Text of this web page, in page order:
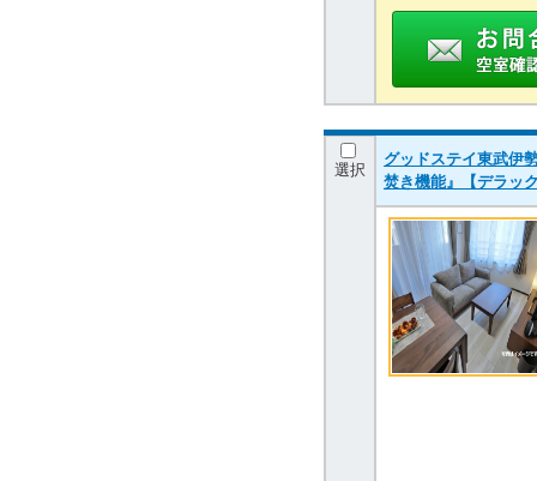
選択
グッドステイ東武伊
焚き機能』【デラッ